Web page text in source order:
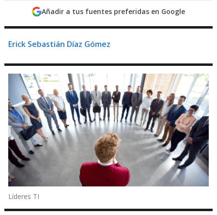
Añadir a tus fuentes preferidas en Google
Erick Sebastián Díaz Gómez
Líderes TI